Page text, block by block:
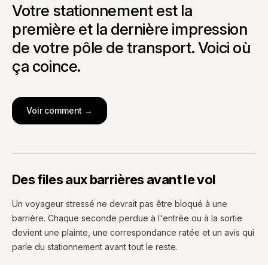
Votre stationnement est la
première et la dernière impression
de votre pôle de transport. Voici où
ça coince.
Voir comment →
Des files aux barrières avant le vol
Un voyageur stressé ne devrait pas être bloqué à une
barrière. Chaque seconde perdue à l'entrée ou à la sortie
devient une plainte, une correspondance ratée et un avis qui
parle du stationnement avant tout le reste.